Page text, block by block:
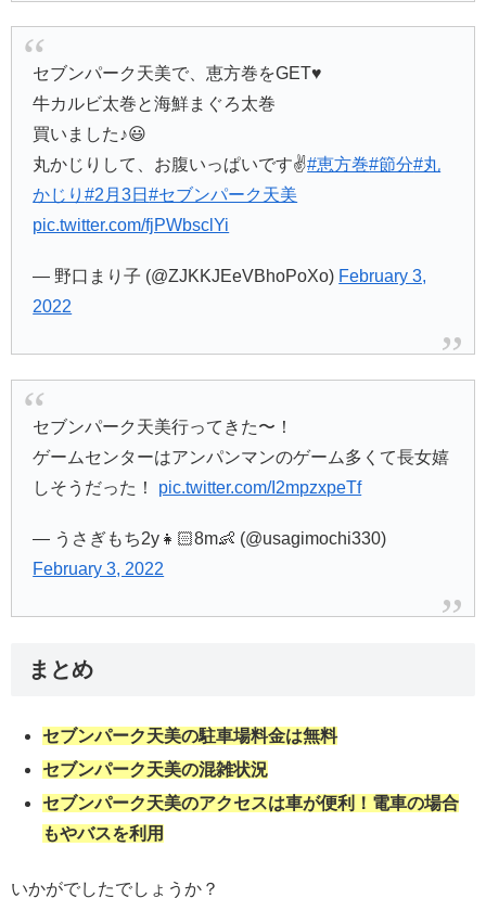
セブンパーク天美で、恵方巻をGET♥️
牛カルビ太巻と海鮮まぐろ太巻
買いました♪😃
丸かじりして、お腹いっぱいです✌️#恵方巻#節分#丸
かじり#2月3日#セブンパーク天美
pic.twitter.com/fjPWbsclYi
— 野口まり子 (@ZJKKJEeVBhoPoXo) February 3,
2022
セブンパーク天美行ってきた〜！
ゲームセンターはアンパンマンのゲーム多くて長女嬉
しそうだった！ pic.twitter.com/I2mpzxpeTf
— うさぎもち2y👧🏻8m👶 (@usagimochi330)
February 3, 2022
まとめ
セブンパーク天美の駐車場料金は無料
セブンパーク天美の混雑状況
セブンパーク天美のアクセスは車が便利！電車の場合
もやバスを利用
いかがでしたでしょうか？